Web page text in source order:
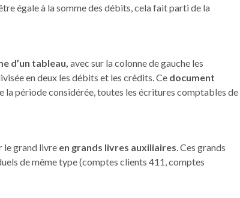
égale à la somme des débits, cela fait parti de la
d’un tableau, avec sur la colonne de gauche les
en deux les débits et les crédits. Ce document
période considérée, toutes les écritures comptables de
le grand livre en grands livres auxiliaires. Ces grands
de même type (comptes clients 411, comptes